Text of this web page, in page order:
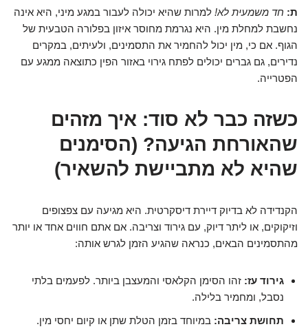
ת: חד משמעית לא! למרות שהיא יכולה לעבור במגע מיני, היא אינה
נחשבת למחלת מין. היא נגרמת מחוסר איזון בפלורה הטבעית של
הגוף. אם כי, מין יכול להחמיר את התסמינים, ולעיתים, במקרים
נדירים, גם גברים יכולים לפתח גירוי באזור הפין כתוצאה ממגע עם
הפטרייה.
כשזה כבר לא סוד: איך מזהים
שהאורחת הגיעה? (הסימנים
שהיא לא מתביישת להשאיר)
הקנדידה לא בדיוק דיירת דיסקרטית. היא מגיעה עם צפצופים
וזיקוקים, או ליתר דיוק, עם גירוד וצריבה. אם אתם חווים אחד או יותר
מהתסמינים הבאים, כנראה שהגיע הזמן לגרש אותה:
גירוד עז: זהו הסימן הקלאסי והמעצבן ביותר. לפעמים בלתי
נסבל, ומחמיר בלילה.
תחושת צריבה: במיוחד בזמן הטלת שתן או קיום יחסי מין.